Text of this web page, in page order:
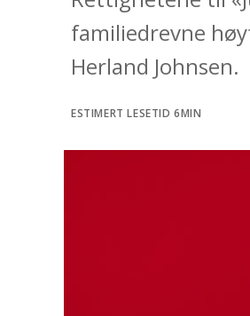
familiedrevne
Herland Johnsen.
ESTIMERT LESETID 6MIN